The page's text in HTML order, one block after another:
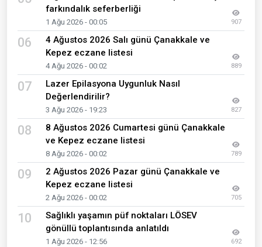
farkındalık seferberliği
1 Ağu 2026 - 00:05 907
06
4 Ağustos 2026 Salı günü Çanakkale ve
Kepez eczane listesi
4 Ağu 2026 - 00:02 889
07
Lazer Epilasyona Uygunluk Nasıl
Değerlendirilir?
3 Ağu 2026 - 19:23 827
08
8 Ağustos 2026 Cumartesi günü Çanakkale
ve Kepez eczane listesi
8 Ağu 2026 - 00:02 789
09
2 Ağustos 2026 Pazar günü Çanakkale ve
Kepez eczane listesi
2 Ağu 2026 - 00:02 705
10
Sağlıklı yaşamın püf noktaları LÖSEV
gönüllü toplantısında anlatıldı
1 Ağu 2026 - 12:56 692